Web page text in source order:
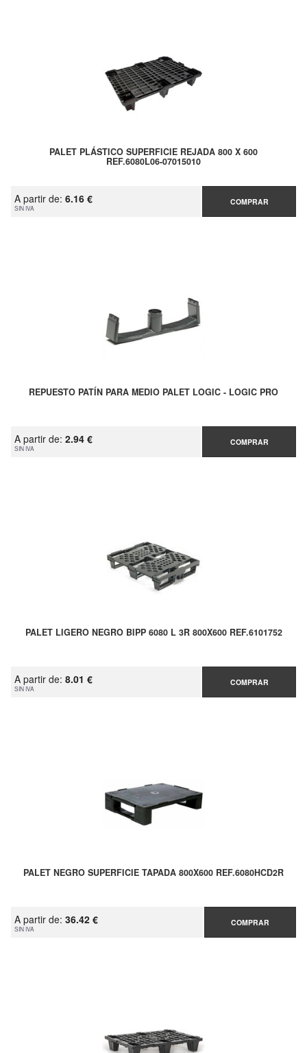
PALET PLÁSTICO SUPERFICIE REJADA 800 X 600
REF.6080L06-07015010
A partir de: 6.16 €
SIN IVA
COMPRAR
REPUESTO PATÍN PARA MEDIO PALET LOGIC - LOGIC PRO
A partir de: 2.94 €
SIN IVA
COMPRAR
PALET LIGERO NEGRO BIPP 6080 L 3R 800X600 REF.6101752
A partir de: 8.01 €
SIN IVA
COMPRAR
PALET NEGRO SUPERFICIE TAPADA 800X600 REF.6080HCD2R
A partir de: 36.42 €
SIN IVA
COMPRAR